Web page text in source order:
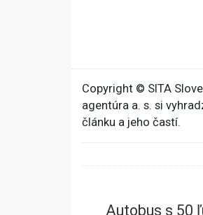
Copyright © SITA
agentúra a. s. si
článku a jeho častí.
Autobus s 50